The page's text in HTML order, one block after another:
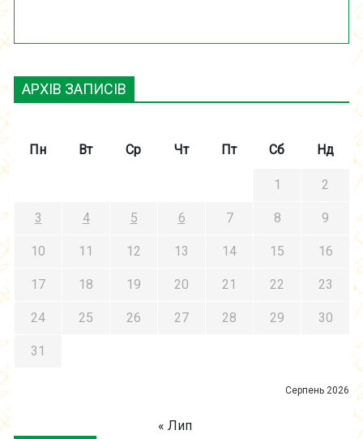
АРХІВ ЗАПИСІВ
Серпень 2026
Пн Вт Ср Чт Пт Сб Нд
1 2
3 4 5 6 7 8 9
10 11 12 13 14 15 16
17 18 19 20 21 22 23
24 25 26 27 28 29 30
31
« Лип